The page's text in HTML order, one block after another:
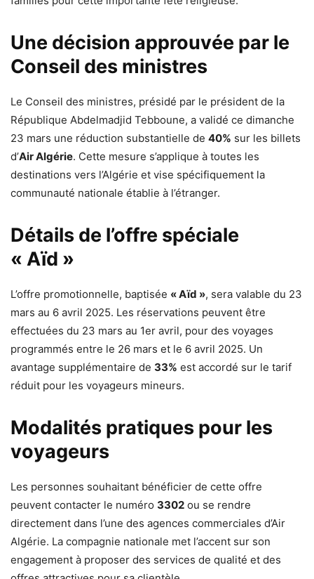
Une décision approuvée par le
Conseil des ministres
Le Conseil des ministres, présidé par le président de la
République Abdelmadjid Tebboune, a validé ce dimanche
23 mars une réduction substantielle de 40% sur les billets
d’Air Algérie. Cette mesure s’applique à toutes les
destinations vers l’Algérie et vise spécifiquement la
communauté nationale établie à l’étranger.
Détails de l’offre spéciale
« Aïd »
L’offre promotionnelle, baptisée « Aïd », sera valable du 23
mars au 6 avril 2025. Les réservations peuvent être
effectuées du 23 mars au 1er avril, pour des voyages
programmés entre le 26 mars et le 6 avril 2025. Un
avantage supplémentaire de 33% est accordé sur le tarif
réduit pour les voyageurs mineurs.
Modalités pratiques pour les
voyageurs
Les personnes souhaitant bénéficier de cette offre
peuvent contacter le numéro 3302 ou se rendre
directement dans l’une des agences commerciales d’Air
Algérie. La compagnie nationale met l’accent sur son
engagement à proposer des services de qualité et des